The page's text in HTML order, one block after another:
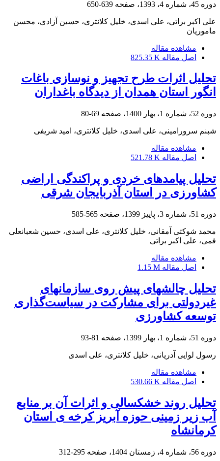
دوره 45، شماره 4، 1393، صفحه 639-650
علی اکبر براتی، علی اسدی، خلیل کلانتری، حسین آزادی، محسن
ماموریان
مشاهده مقاله
اصل مقاله 825.35 K
تحلیل اثرات طرح تجهیز و نوسازی باغات
انگور استان همدان از دیدگاه باغداران
دوره 52، شماره 1، بهار 1400، صفحه 69-80
شبنم سرورامینی، علی اسدی، خلیل کلانتری، امید شریفی
مشاهده مقاله
اصل مقاله 521.78 K
تحلیل پیامدهای خردی و پراکندگی اراضی
کشاورزی در استان آذربایجان شرقی
دوره 51، شماره 3، پاییز 1399، صفحه 565-585
محمد شوکتی آمقانی، خلیل کلانتری، علی اسدی، حسین شعبانعلی
فمی، علی اکبر براتی
مشاهده مقاله
اصل مقاله 1.15 M
تحلیل چالش‏های پیش روی سازمان‏های
غیردولتی برای مشارکت در سیاست‌گذاری
توسعه کشاورزی
دوره 51، شماره 1، بهار 1399، صفحه 81-93
رسول لوایی آدریانی، خلیل کلانتری، علی اسدی
مشاهده مقاله
اصل مقاله 530.66 K
تحلیل روند خشکسالی و اثرات آن بر منابع
آب زیر زمینی حوزه آبریز کرخه ی استان
کرمانشاه
دوره 56، شماره 4، زمستان 1404، صفحه 295-312